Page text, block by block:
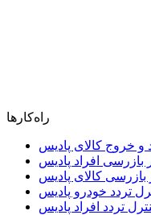
راه‌کارها
و خروج کالای پادیس
بازرسی افراد پادیس
بازرسی کالای پادیس
تردد خودرو پادیس
تردد افراد پادیس